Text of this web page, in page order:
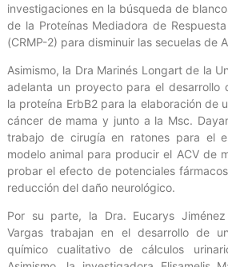
investigaciones en la búsqueda de
de la Proteínas Mediadora de
(CRMP-2) para disminuir las secuelas de
Asimismo, la Dra Marinés Longart de la
adelanta un proyecto para el desarrollo
la proteína ErbB2 para la elaboración de
cáncer de mama y junto a la Msc.
trabajo de cirugía en ratones para el
modelo animal para producir el ACV de
probar el efecto de potenciales
reducción del daño neurológico.
Por su parte, la Dra. Eucarys
Vargas trabajan en el desarrollo de
químico cualitativo de cálculos